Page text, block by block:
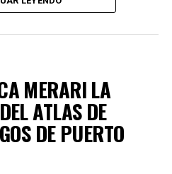
que la incorporación de
y visitantes. “Con estas
una herramienta
seguimiento y monitoreo a
del municipio”, afirmó.
MERARI LA
ATLAS DE
DE PUERTO